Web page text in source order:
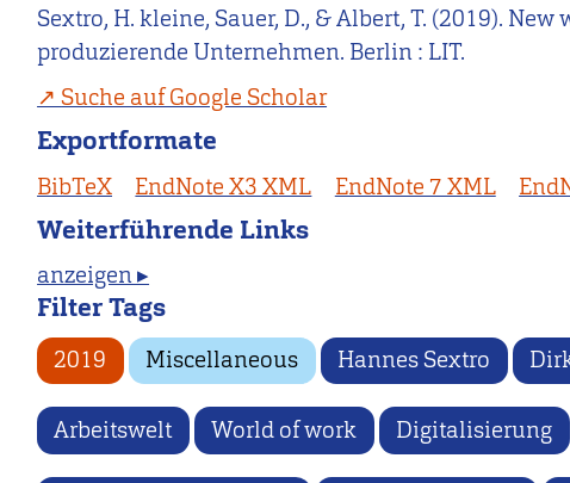
Sextro, H. kleine, Sauer, D., & Albert, T. (2019).
produzierende Unternehmen. Berlin : LIT.
Suche auf Google Scholar
Exportformate
BibTeX EndNote X3 XML EndNote 7 XML
Weiterführende Links
anzeigen ▸
Filter Tags
2019 Miscellaneous Hannes Sextro
Arbeitswelt World of work Digitalisierung